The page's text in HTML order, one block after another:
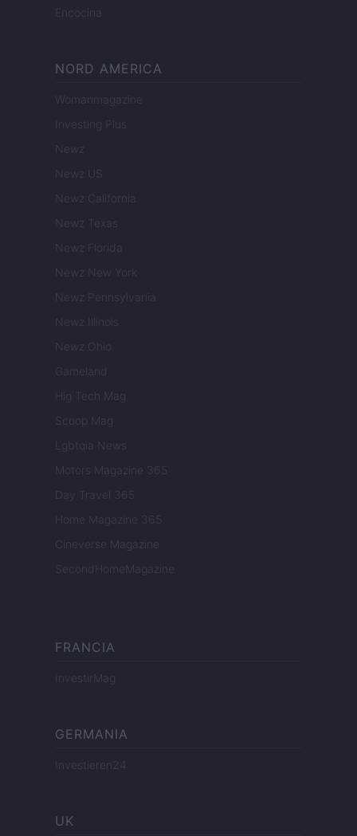
Encocina
NORD AMERICA
Womanmagazine
Investing Plus
Newz
Newz US
Newz California
Newz Texas
Newz Florida
Newz New York
Newz Pennsylvania
Newz Illinois
Newz Ohio
Gameland
Hig Tech Mag
Scoop Mag
Lgbtqia News
Motors Magazine 365
Day Travel 365
Home Magazine 365
Cineverse Magazine
SecondHomeMagazine
FRANCIA
InvestirMag
GERMANIA
Investieren24
UK